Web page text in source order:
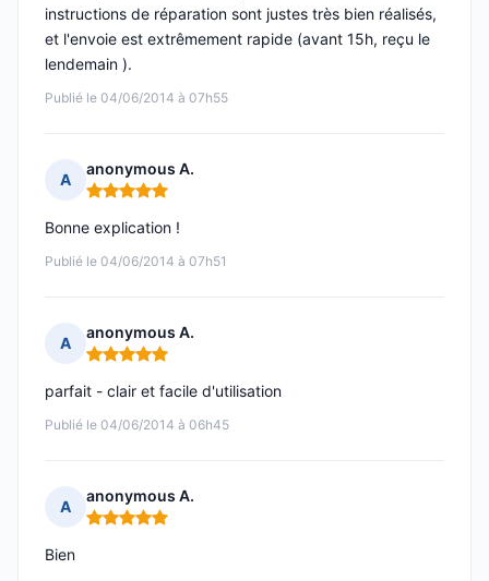
Publié le 04/06/2014 à 07h55
instructions de réparation sont justes très bien réalisés,
et l'envoie est extrêmement rapide (avant 15h, reçu le
lendemain ).
A
anonymous A.
Note : 5 sur 5
Publié le 04/06/2014 à 07h51
Bonne explication !
A
anonymous A.
Note : 5 sur 5
Publié le 04/06/2014 à 06h45
parfait - clair et facile d'utilisation
A
anonymous A.
Note : 5 sur 5
Bien